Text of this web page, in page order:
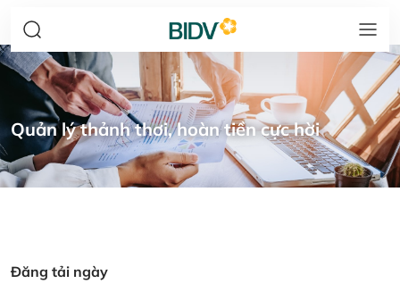
Quản lý thảnh thơi, hoàn tiền cực hời
Đăng tải ngày